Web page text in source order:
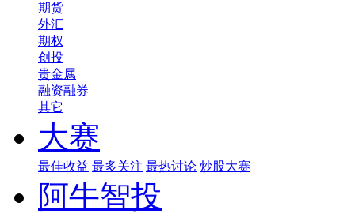
期货
外汇
期权
创投
贵金属
融资融券
其它
大赛
最佳收益 最多关注 最热讨论 炒股大赛
阿牛智投